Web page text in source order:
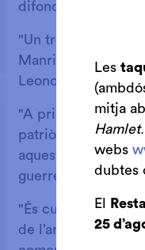
difondre la seva
"Un trobador és
Manrico, immers
Leonora".
"A principis
patriòtiques a la
aquests desastres
guerres".
"És curiós que tot
de l’argument d’ Il
Les
mitja
Hamlet
webs
dubtes
El
25